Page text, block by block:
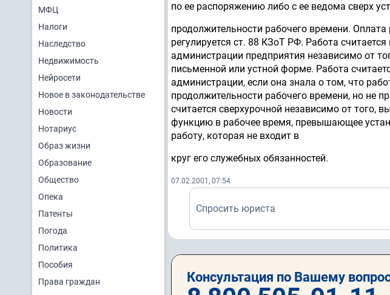
МФЦ
Налоги
Наследство
Недвижимость
Нейросети
Новое в законодательстве
Новости
Нотариус
Образ жизни
Образование
Общество
Опека
Патенты
Погода
Политика
Пособия
Права граждан
по ее распоряжению либо с ее ведома сверх
продолжительности рабочего времени.
регулируется ст. 88 КЗоТ РФ. Работа
администрации предприятия независимо от
письменной или устной форме. Работа
администрации, если она знала о том, что
продолжительности рабочего времени, но не
считается сверхурочной независимо от того,
функцию в рабочее время, превышающее
работу, которая не входит в
круг его служебных обязанностей.
07.02.2001, 07:54
Спросить юриста
Консультация по Вашему